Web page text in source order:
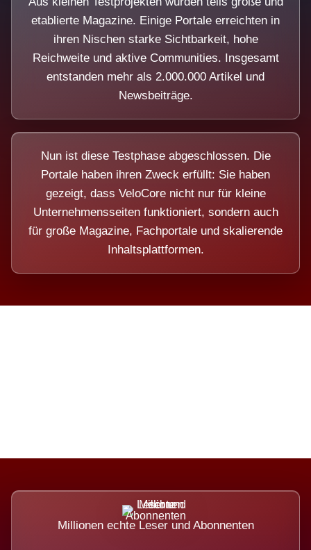
etablierte Magazine. Einige Portale erreichten in
ihren Nischen starke Sichtbarkeit, hohe
Reichweite und aktive Communities. Insgesamt
entstanden mehr als 2.000.000 Artikel und
Newsbeiträge.
Nun ist diese Testphase abgeschlossen. Die
Portale haben ihren Zweck erfüllt: Sie haben
gezeigt, dass VeloCore nicht nur für kleine
Unternehmensseiten funktioniert, sondern auch
für große Magazine, Fachportale und skalierende
Inhaltsplattformen.
Millionen echte Leser und Abonnenten